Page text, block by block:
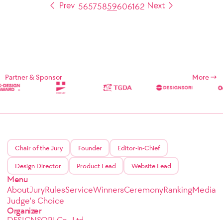
56575859606162
Partner & Sponsor More
Chair of the Jury Founder Editor-in-Chief
Design Director Product Lead Website Lead
Menu
AboutJuryRulesServiceWinnersCeremonyRankingMedia
Judge's Choice
Organizer